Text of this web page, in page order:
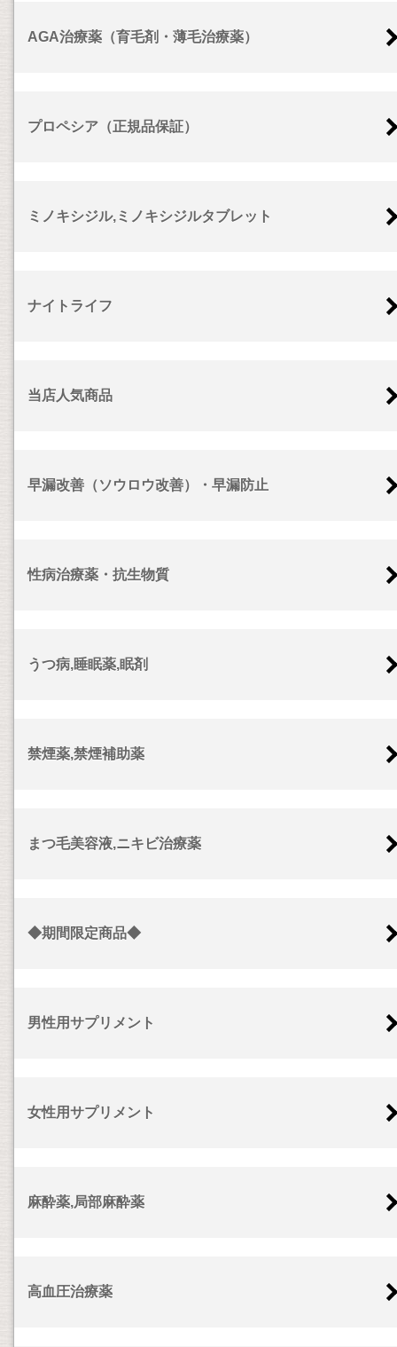
AGA治療薬（育毛剤・薄毛治療薬）
プロペシア（正規品保証）
ミノキシジル,ミノキシジルタブレット
ナイトライフ
当店人気商品
早漏改善（ソウロウ改善）・早漏防止
性病治療薬・抗生物質
うつ病,睡眠薬,眠剤
禁煙薬,禁煙補助薬
まつ毛美容液,ニキビ治療薬
◆期間限定商品◆
男性用サプリメント
女性用サプリメント
麻酔薬,局部麻酔薬
高血圧治療薬